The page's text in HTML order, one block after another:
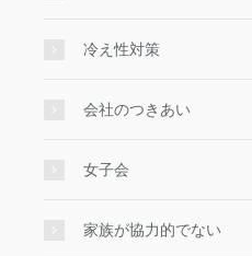
冷え性対策
会社のつきあい
女子会
家族が協力的でない